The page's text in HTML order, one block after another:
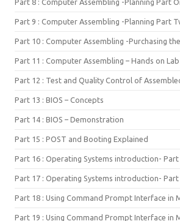
Part 8 : Computer Assembling -Planning Part
Part 9 : Computer Assembling -Planning Part
Part 10 : Computer Assembling -Purchasing
Part 11 : Computer Assembling – Hands on Lab
Part 12 : Test and Quality Control of
Part 13 : BIOS – Concepts
Part 14 : BIOS – Demonstration
Part 15 : POST and Booting Explained
Part 16 : Operating Systems introduction- Part
Part 17 : Operating Systems introduction- Part
Part 18 : Using Command Prompt Interface in
Part 19 : Using Command Prompt Interface in